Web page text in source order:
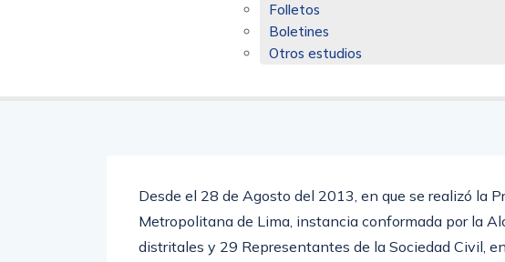
Folletos
Boletines
Otros estudios
Desde el 28 de Agosto del 2013, en que se realizó la
Metropolitana de Lima, instancia conformada por la
distritales y 29 Representantes de la Sociedad Civil,